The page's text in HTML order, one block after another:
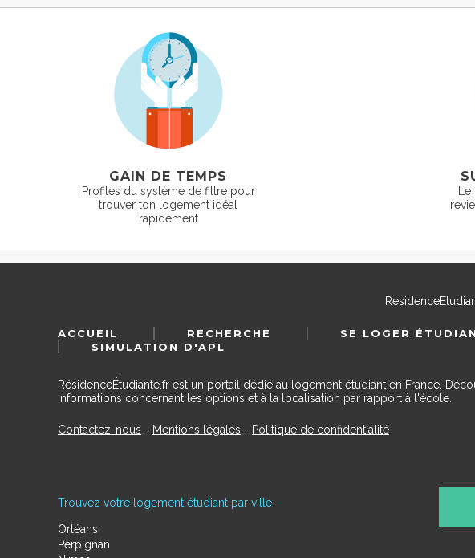
GAIN DE TEMPS
Profites du système de filtre pour
trouver ton logement idéal
rapidement
ACCUEIL RECHERCHE SE LOGER
SIMULATION D'APL
RésidenceÉtudiante.fr est un portail dédié au logement étudiant en France.
informations concernant les options et à la localisation par rapport à l'école.
Contactez-nous - Mentions légales - Politique de confidentialité
Trouvez votre logement étudiant par ville
Orléans
Perpignan